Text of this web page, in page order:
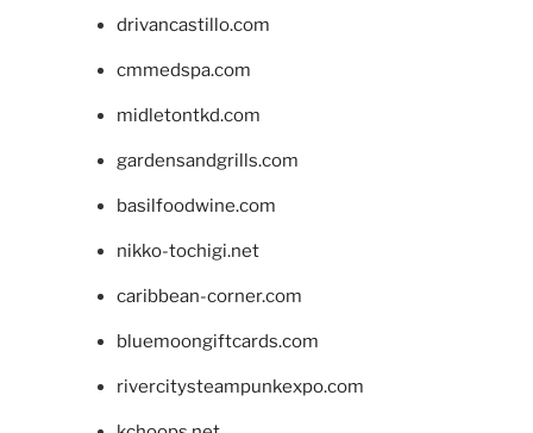
drivancastillo.com
cmmedspa.com
midletontkd.com
gardensandgrills.com
basilfoodwine.com
nikko-tochigi.net
caribbean-corner.com
bluemoongiftcards.com
rivercitysteampunkexpo.com